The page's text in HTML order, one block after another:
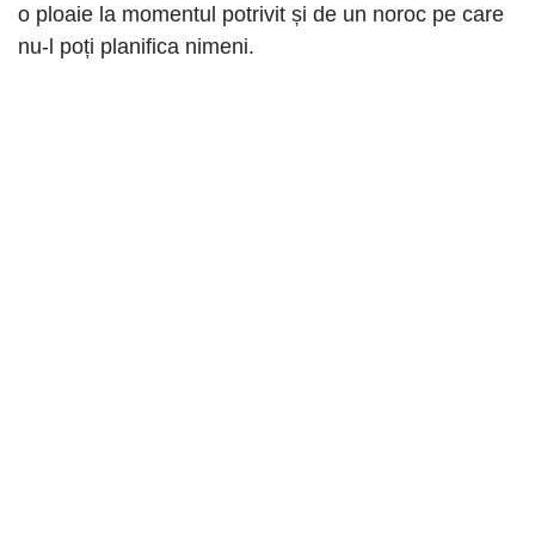
o ploaie la momentul potrivit și de un noroc pe care
nu-l poți planifica nimeni.